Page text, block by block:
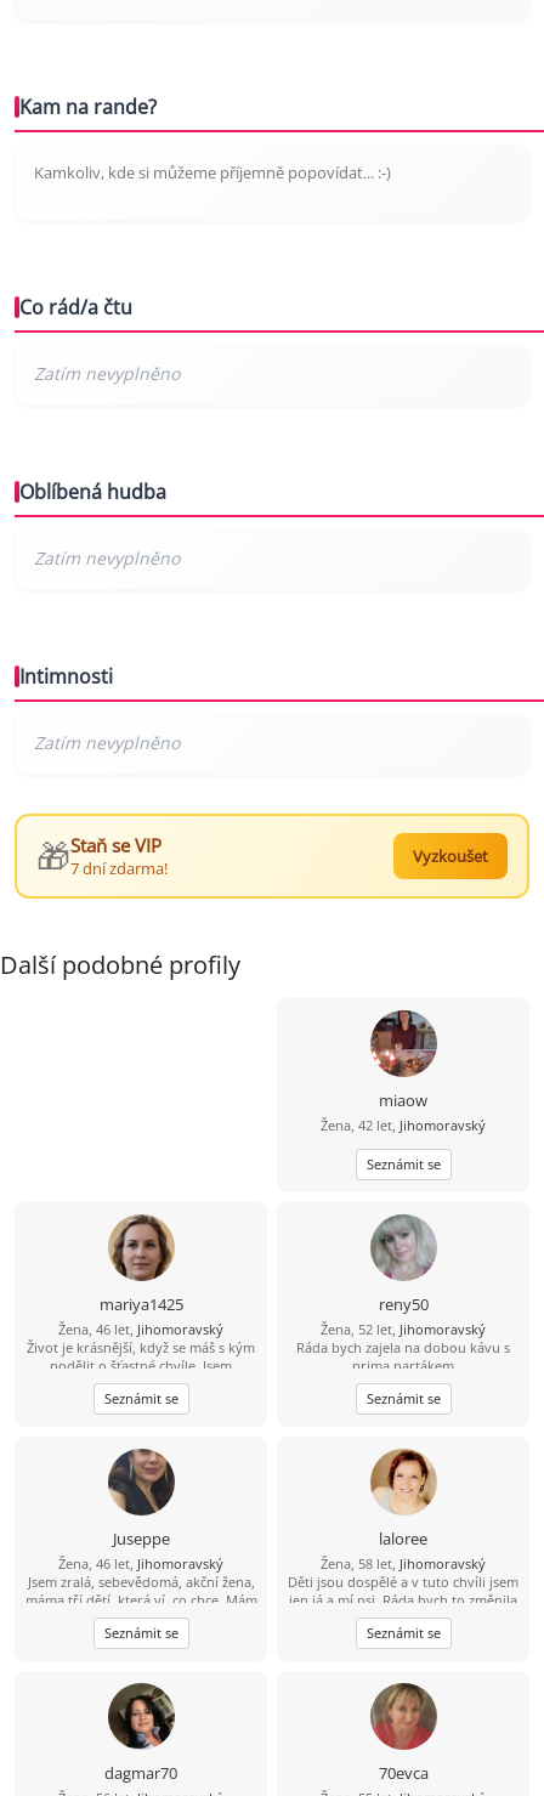
Kam na rande?
Kamkoliv, kde si můžeme příjemně popovídat... :-)
Co rád/a čtu
Oblíbená hudba
Intimnosti
🎁Staň se VIP
7 dní zdarma!
Vyzkoušet
Další podobné profily
miaow
Žena, 42 let, Jihomoravský
Seznámit se
mariya1425
Žena, 46 let, Jihomoravský
Život je krásnější, když se máš s kým
podělit o šťastné chvíle. Jsem
pozitivní, milá a romantická žena.
Vážím si upřímnosti, věrnosti a
rodinných hodnot. Doufám, že
opravdovou lásku, a ne jen
krátkodobé seznámení. Pokud jsi to
právě ty, pošli mi svůj е-mаil.
Seznámit se
reny50
Žena, 52 let, Jihomoravský
Ráda bych zajela na dobou kávu s
prima partákem
Seznámit se
Juseppe
Žena, 46 let, Jihomoravský
Jsem zralá, sebevědomá, akční žena,
máma tří dětí, která ví, co chce. Mám
ráda upřímnost a nadhled. Hledám
sympatického parťáka pro občasná
setkání, rozhovory, kávu či
který má vyřešenou minulost, je
samostatný, zajištěný a žije vědomě.
Aktivního člověka, který chce sdílet
volný čas s podobně naladěnou
ženou. Protože je čas vzácný,
odpovím jen na zprávy, co mě
Seznámit se
laloree
Žena, 58 let, Jihomoravský
Děti jsou dospělé a v tuto chvíli jsem
jen já a mí psi. Ráda bych to změnila
- doufám, že najdu někoho, kdo
bude mít rád mne i moje chlupáče.
Zahrada je mojí chloubou, ale už na
jednoho. Odpočívat na terase u grilu
nebo s knížkou, vycházky se psy..
Přidáš se? :)
Seznámit se
dagmar70 70evca